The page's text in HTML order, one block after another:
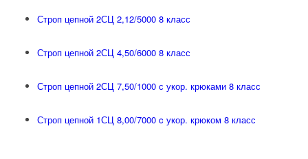
Строп цепной 2СЦ 2,12/5000 8 класс
Строп цепной 2СЦ 4,50/6000 8 класс
Строп цепной 2СЦ 7,50/1000 с укор. крюками 8 класс
Строп цепной 1СЦ 8,00/7000 c укор. крюком 8 класс